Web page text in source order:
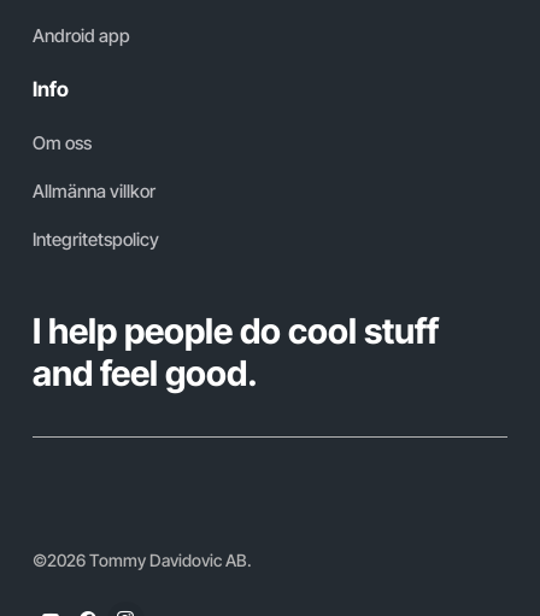
Android app
Info
Om oss
Allmänna villkor
Integritetspolicy
I help people do cool stuff
and feel good.
©2026Tommy Davidovic AB.